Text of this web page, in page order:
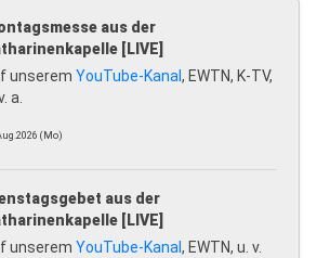
aus der
[LIVE]
unserem YouTube-Kanal, EWTN, K-TV,
a.
(Mo)
aus der
[LIVE]
unserem YouTube-Kanal, EWTN, u. v.